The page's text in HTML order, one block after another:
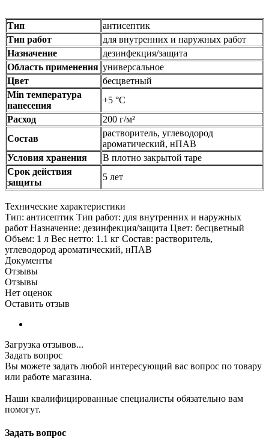
Тип
антисептик
Тип работ
для внутренних и наружных работ
Назначение
дезинфекция/защита
Область применения универсальное
Цвет
бесцветный
Min температура
нанесения
+5 °С
Расход
200 г/м²
Состав
растворитель, углеводород
ароматический, нПАВ
Условия хранения
В плотно закрытой таре
Срок действия
защиты
5 лет
Технические характеристики
Тип: антисептик Тип работ: для внутренних и наружных
работ Назначение: дезинфекция/защита Цвет: бесцветный
Объем: 1 л Вес нетто: 1.1 кг Состав: растворитель,
углеводород ароматический, нПАВ
Документы
Отзывы
Отзывы
Нет оценок
Оставить отзыв
Загрузка отзывов...
Задать вопрос
Вы можете задать любой интересующий вас вопрос по товару
или работе магазина.
Наши квалифицированные специалисты обязательно вам
помогут.
Задать вопрос